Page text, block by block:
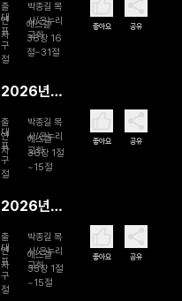
일 하나님
이 주시는
새 영, 새 마
음
출
연
자
박종길 목
사/온누리
교회
대
표
구
절
에스겔
36장 16
절~31절
좋아요 공유
2026년
일 이전보
다 더 나은
삶으로 회
복시킵니다
출
연
자
박종길 목
사/온누리
교회
대
표
구
절
에스겔
36장 1절
~15절
좋아요 공유
2026년
일 질투와
미움에 따
르는 황폐
출
연
자
박종길 목
사/온누리
교회
대
표
구
절
에스겔
35장 1절
~15절
좋아요 공유